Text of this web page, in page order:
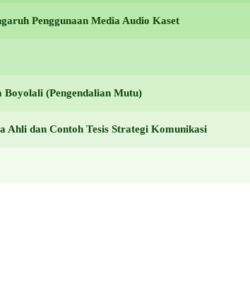
Penggunaan Media Audio Kaset
Boyolali (Pengendalian Mutu)
Ahli dan Contoh Tesis Strategi Komunikasi